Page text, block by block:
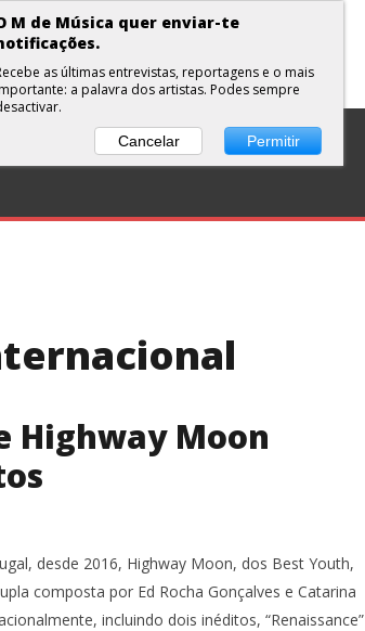
CURTAS PLAYLISTS
Highway Moon
desde 2016, Highway Moon, dos Best Youth,
composta por Ed Rocha Gonçalves e Catarina
incluindo dois inéditos, “Renaissance”
M de Música quer enviar-te
as últimas entrevistas, reportagens e o mais
a palavra dos artistas. Podes sempre
Cancelar Permitir